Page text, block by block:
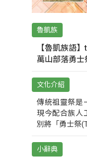
魯凱族
【魯凱族語
萬山部落勇士
文化介紹
傳統祖靈祭是
現今配合族人
別將「勇士祭
小辭典